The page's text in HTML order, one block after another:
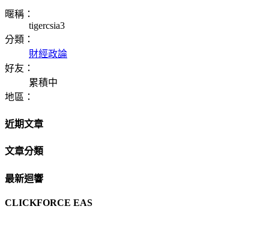
暱稱：
tigercsia3
分類：
財經政論
好友：
累積中
地區：
近期文章
文章分類
最新迴響
CLICKFORCE EAS